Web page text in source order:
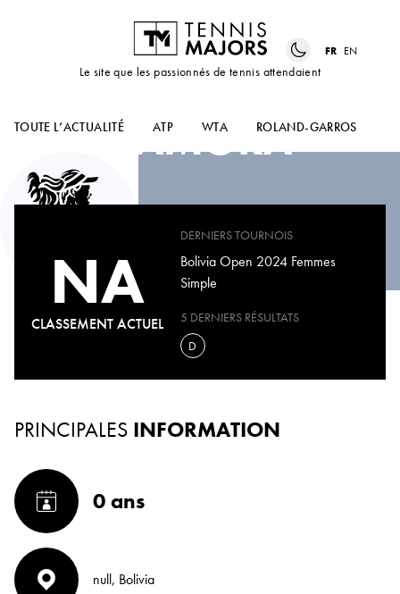
Le site que les passionnés de tennis attendaient
FR EN
TOUTE L’ACTUALITÉ ATP WTA ROLAND-GARROS
VALENTINA
ZAMORA
NA
CLASSEMENT ACTUEL
DERNIERS TOURNOIS
Bolivia Open 2024 Femmes
Simple
5 DERNIERS RÉSULTATS
D
PRINCIPALES INFORMATION
0 ans
null, Bolivia